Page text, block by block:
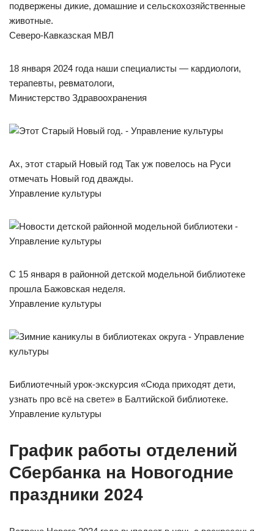
подвержены дикие, домашние и сельскохозяйственные
животные.
Северо-Кавказская МВЛ
18 января 2024 года наши специалисты — кардиологи,
терапевты, ревматологи,
Министерство Здравоохранения
Ах, этот старый Новый год Так уж повелось на Руси
отмечать Новый год дважды.
Управление культуры
С 15 января в районной детской модельной библиотеке
прошла Бажовская неделя.
Управление культуры
Библиотечный урок-экскурсия «Сюда приходят дети,
узнать про всё на свете» в Балтийской библиотеке.
Управление культуры
График работы отделений
Сбербанка на Новогодние
праздники 2024